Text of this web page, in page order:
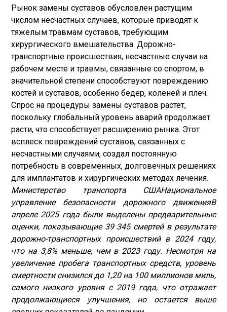
Рынок замены суставов обусловлен растущим
числом несчастных случаев, которые приводят к
тяжелым травмам суставов, требующим
хирургического вмешательства. Дорожно-
транспортные происшествия, несчастные случаи на
рабочем месте и травмы, связанные со спортом, в
значительной степени способствуют повреждению
костей и суставов, особенно бедер, коленей и плеч.
Спрос на процедуры замены суставов растет,
поскольку глобальный уровень аварий продолжает
расти, что способствует расширению рынка. Этот
всплеск повреждений суставов, связанных с
несчастными случаями, создал постоянную
потребность в современных, долговечных решениях
для имплантатов и хирургических методах лечения.
Министерство транспорта СШАНациональное
управление безопасности дорожного движенияВ
апреле 2025 года были выделены предварительные
оценки, показывающие 39 345 смертей в результате
дорожно-транспортных происшествий в 2024 году,
что на 3,8% меньше, чем в 2023 году. Несмотря на
увеличение пробега транспортных средств, уровень
смертности снизился до 1,20 на 100 миллионов миль,
самого низкого уровня с 2019 года, что отражает
продолжающиеся улучшения, но остается выше